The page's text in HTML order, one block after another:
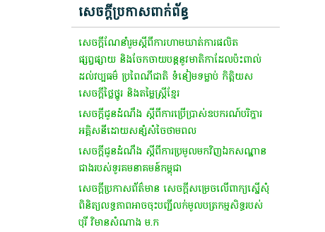
សេចក្តីប្រកាសពាក់ព័ន្ធ
សេចក្ដីណែនាំរួម​ស្តី​ពី​ការ​ហាមឃាត់​ការ​ផលិត​
ផ្សព្វផ្សាយ​ និង​ចែកចាយ​បន្ត​នូវ​មាតិកា​ដែល​ប៉ះពាល់​
ដល់​វប្បធម៌​ ប្រពៃណី​ជាតិ​ ទំនៀមទម្លាប់​ កិត្តិយស​
សេចក្តី​ថ្លៃថ្នូរ​ និង​តម្លៃ​ស្ត្រី​ខ្មែរ​
សេចក្តីជូនដំណឹង ស្តីពីការប្រើប្រាស់ឧបករណ៍បរិក្ខារ
អគ្គិសនីដោយសន្សំសំចៃថាមពល
សេចក្តីជូនដំណឹង ស្តីពីការប្រមូលមកវិញឯកសណ្ឋាន
ជាងរបស់ទូរគមនាគមន៍កម្ពុជា
​សេចក្ដី​ប្រកាស​ព័ត៌មាន​ សេចក្តីសម្រេច​លើ​ពាក្យ​ស្នើ​សុំ​
ពិនិត្យ​លទ្ធភាព​អាច​ចុះបញ្ជី​លក់​មូល​ប​ត្រ​កម្ម​សិទ្ធ​របស់​
បុរី​ វិមាន​សំណាង​ ម​.​ក​